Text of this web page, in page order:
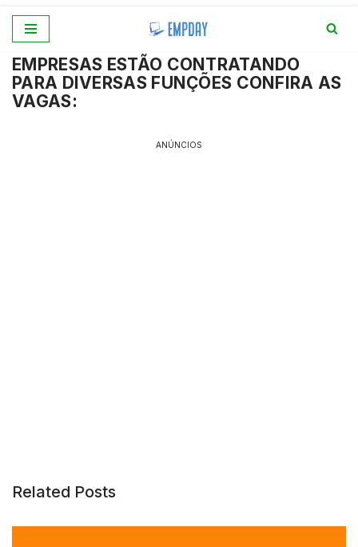
para
o
conteúdo
EMPRESAS ESTÃO CONTRATANDO
PARA DIVERSAS FUNÇÕES CONFIRA AS
VAGAS:
ANÚNCIOS
Related Posts